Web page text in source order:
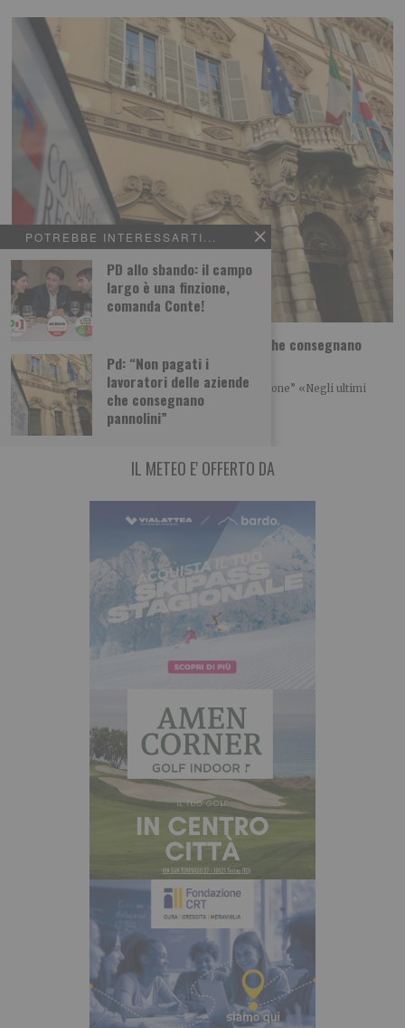
POTREBBE INTERESSARTI...
PD allo sbando: il campo
largo è una finzione,
comanda Conte!
Pd: “Non pagati i
lavoratori delle aziende
che consegnano
pannolini”
Pd: “Non pagati i lavoratori delle aziende che consegnano
pannolini”
“La Regione chiarisca immediatamente la situazione” «Negli ultimi
giorni sono stato contattato da alcuni lavoratori
IL METEO E' OFFERTO DA